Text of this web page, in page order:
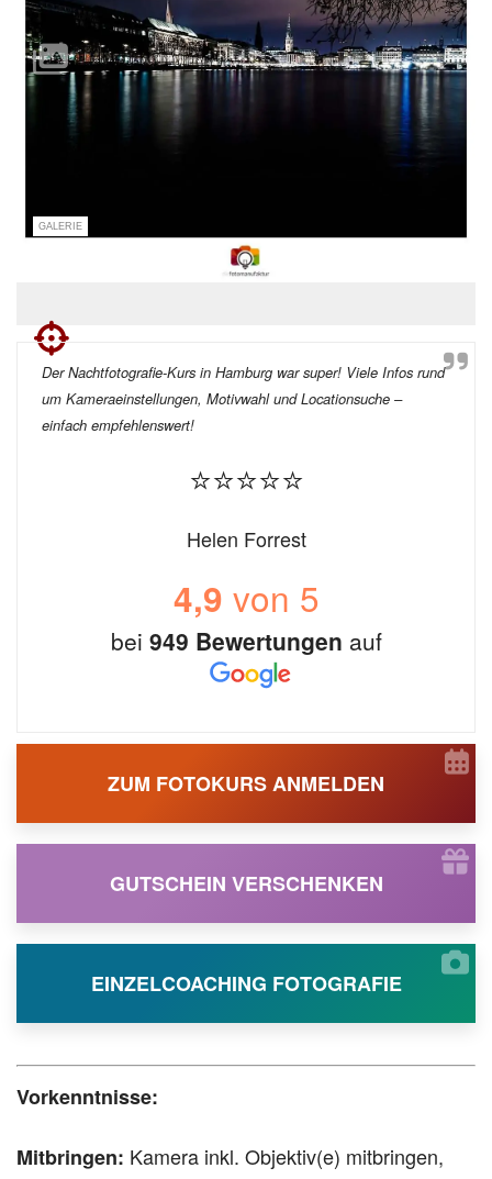
GALERIE
Der Nachtfotografie-Kurs in Hamburg war super! Viele Infos rund
um Kameraeinstellungen, Motivwahl und Locationsuche –
einfach empfehlenswert!
⭐⭐⭐⭐⭐
Helen Forrest
4,9 von 5
bei 949 Bewertungen auf
ZUM FOTOKURS ANMELDEN
GUTSCHEIN VERSCHENKEN
EINZELCOACHING FOTOGRAFIE
Vorkenntnisse:
Mitbringen: Kamera inkl. Objektiv(e) mitbringen,